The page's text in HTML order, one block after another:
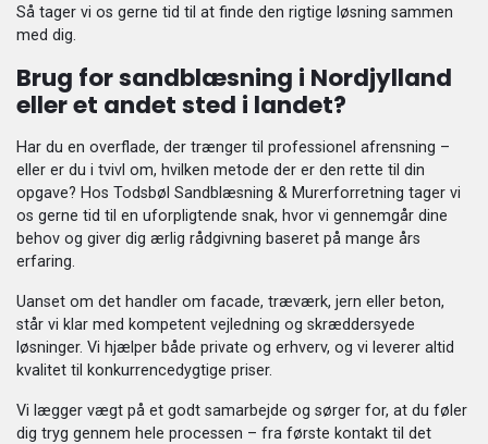
Så tager vi os gerne tid til at finde den rigtige løsning sammen
med dig.
Brug for sandblæsning i Nordjylland
eller et andet sted i landet?
Har du en overflade, der trænger til professionel afrensning –
eller er du i tvivl om, hvilken metode der er den rette til din
opgave? Hos Todsbøl Sandblæsning & Murerforretning tager vi
os gerne tid til en uforpligtende snak, hvor vi gennemgår dine
behov og giver dig ærlig rådgivning baseret på mange års
erfaring.
Uanset om det handler om facade, træværk, jern eller beton,
står vi klar med kompetent vejledning og skræddersyede
løsninger. Vi hjælper både private og erhverv, og vi leverer altid
kvalitet til konkurrencedygtige priser.
Vi lægger vægt på et godt samarbejde og sørger for, at du føler
dig tryg gennem hele processen – fra første kontakt til det